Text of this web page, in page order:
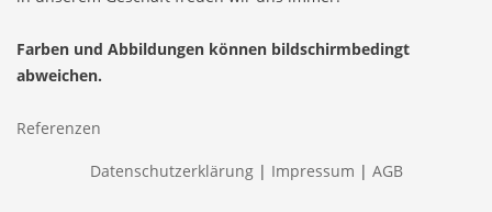
Farben und Abbildungen können bildschirmbedingt
abweichen.
Referenzen
Datenschutzerklärung| Impressum | AGB